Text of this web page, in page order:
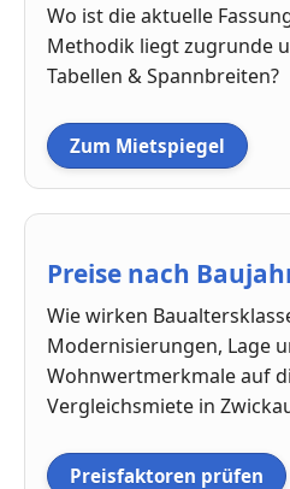
Wo ist die aktuelle
Methodik liegt zugrunde
Tabellen & Spannbreiten?
Zum Mietspiegel
Preise nach
Wie wirken
Modernisierungen, Lage
Wohnwertmerkmale auf
Vergleichsmiete in
Preisfaktoren prüfen